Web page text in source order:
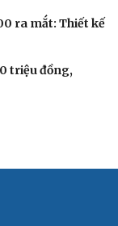
ra mắt: Thiết kế
triệu đồng,